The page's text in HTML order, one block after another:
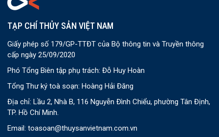
TẠP CHÍ THỦY SẢN VIỆT NAM
Giấy phép số 179/GP-TTĐT của Bộ thông tin và Truyền thông
cấp ngày 25/09/2020
Phó Tổng Biên tập phụ trách: Đỗ Huy Hoàn
Tổng Thư ký toà soạn: Hoàng Hải Đăng
Địa chỉ: Lầu 2, Nhà B, 116 Nguyễn Đình Chiểu, phường Tân Định,
TP. Hồ Chí Minh.
Email: toasoan@thuysanvietnam.com.vn